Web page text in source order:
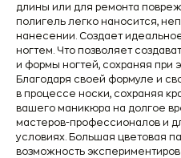
длины или для ремонта
полигель легко наносится,
нанесении. Создает
ногтем. Что позволяет
и формы ногтей, сохраняя при
Благодаря своей формуле и
в процессе носки, сохраняя
вашего маникюра на долгое
мастеров-профессионалов и
условиях. Большая цветовая
возможность